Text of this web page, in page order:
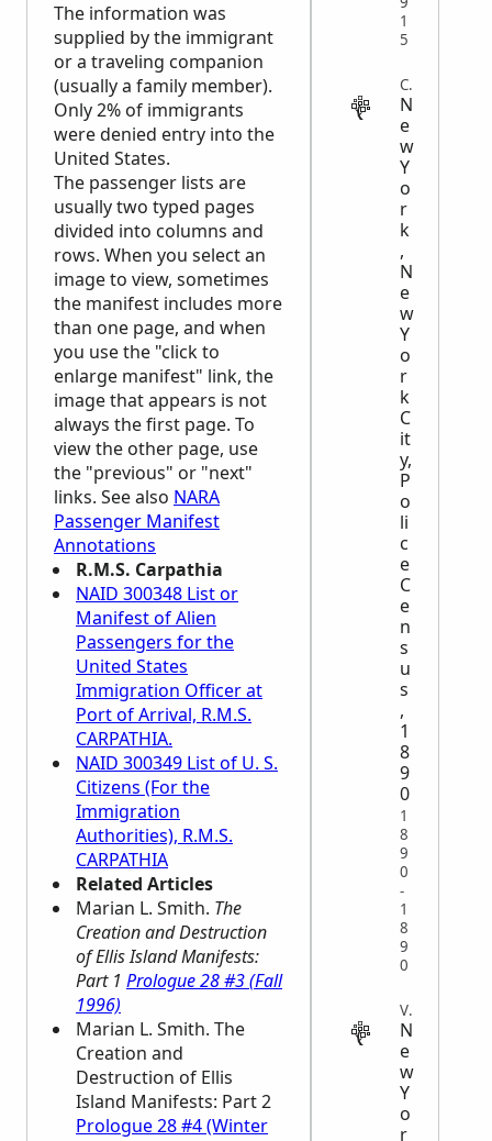
The information was
supplied by the immigrant
or a traveling companion
(usually a family member).
Only 2% of immigrants
were denied entry into the
United States.
The passenger lists are
usually two typed pages
divided into columns and
rows. When you select an
image to view, sometimes
the manifest includes more
than one page, and when
you use the "click to
enlarge manifest" link, the
image that appears is not
always the first page. To
view the other page, use
the "previous" or "next"
links. See also NARA
Passenger Manifest
Annotations
R.M.S. Carpathia
NAID 300348 List or
Manifest of Alien
Passengers for the
United States
Immigration Officer at
Port of Arrival, R.M.S.
CARPATHIA.
NAID 300349 List of U. S.
Citizens (For the
Immigration
Authorities), R.M.S.
CARPATHIA
Related Articles
Marian L. Smith. The
Creation and Destruction
of Ellis Island Manifests:
Part 1 Prologue 28 #3 (Fall
1996)
Marian L. Smith. The
Creation and
Destruction of Ellis
Island Manifests: Part 2
Prologue 28 #4 (Winter
1
5
CENSUS
N
e
w
Y
o
r
k
,
N
e
w
Y
o
r
k
C
it
y,
P
o
li
c
e
C
e
n
s
u
s
,
1
8
9
0
1
8
9
0
-
1
8
9
0
VITAL
N
e
w
Y
o
r